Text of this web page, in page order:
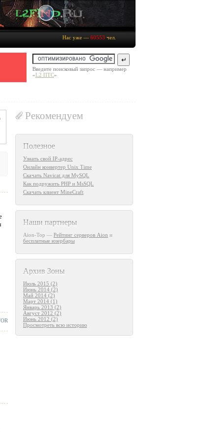
Нас уже — 60553 чел.
Введите поисковый запрос — например
«L2 ПТС»
Рекомендуем
Полезное
Узнать свой IP-адрес
Онлайн конвертер Unix Time
Скачать Navicat для MySQL
Как подружить PHP и MsSQL
Скачать клиент MineCraft
Наши партнеры
Aion-Top — Рейтинг серверов Aion и
бесплатные юзербары
Архив Зоны
Июль 2015 (2)
Июнь 2014 (2)
Май 2014 (2)
Март 2014 (1)
Январь 2013 (2)
Август 2012 (2)
Июнь 2012 (2)
Просмотреть всю историю